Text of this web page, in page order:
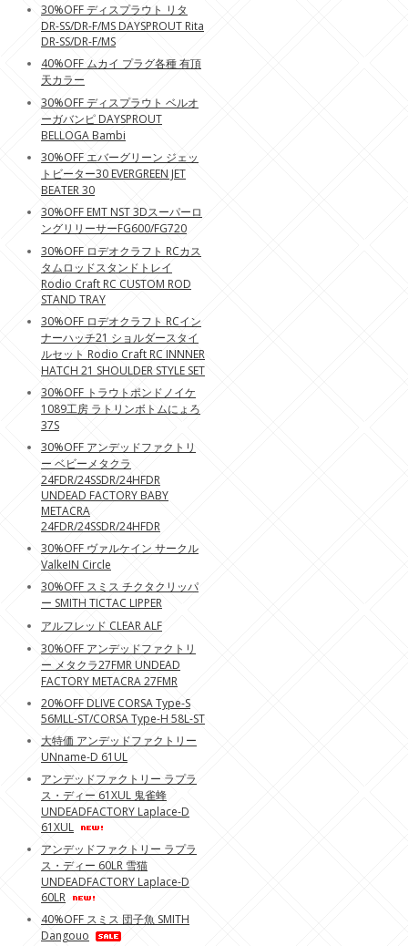
30%OFF ディスプラウト リタ
DR-SS/DR-F/MS DAYSPROUT Rita
DR-SS/DR-F/MS
40%OFF ムカイ プラグ各種 有頂
天カラー
30%OFF ディスプラウト ベルオ
ーガバンピ DAYSPROUT
BELLOGA Bambi
30%OFF エバーグリーン ジェッ
トビーター30 EVERGREEN JET
BEATER 30
30%OFF EMT NST 3Dスーパーロ
ングリリーサーFG600/FG720
30%OFF ロデオクラフト RCカス
タムロッドスタンドトレイ
Rodio Craft RC CUSTOM ROD
STAND TRAY
30%OFF ロデオクラフト RCイン
ナーハッチ21 ショルダースタイ
ルセット Rodio Craft RC INNNER
HATCH 21 SHOULDER STYLE SET
30%OFF トラウトポンドノイケ
1089工房 ラトリンボトムにょろ
37S
30%OFF アンデッドファクトリ
ー ベビーメタクラ
24FDR/24SSDR/24HFDR
UNDEAD FACTORY BABY
METACRA
24FDR/24SSDR/24HFDR
30%OFF ヴァルケイン サークル
ValkeIN Circle
30%OFF スミス チクタクリッパ
ー SMITH TICTAC LIPPER
アルフレッド CLEAR ALF
30%OFF アンデッドファクトリ
ー メタクラ27FMR UNDEAD
FACTORY METACRA 27FMR
20%OFF DLIVE CORSA Type-S
56MLL-ST/CORSA Type-H 58L-ST
大特価 アンデッドファクトリー
UNname-D 61UL
アンデッドファクトリー ラプラ
ス・ディー 61XUL 鬼雀蜂
UNDEADFACTORY Laplace-D
61XUL
アンデッドファクトリー ラプラ
ス・ディー 60LR 雪猫
UNDEADFACTORY Laplace-D
60LR
40%OFF スミス 団子魚 SMITH
Dangouo